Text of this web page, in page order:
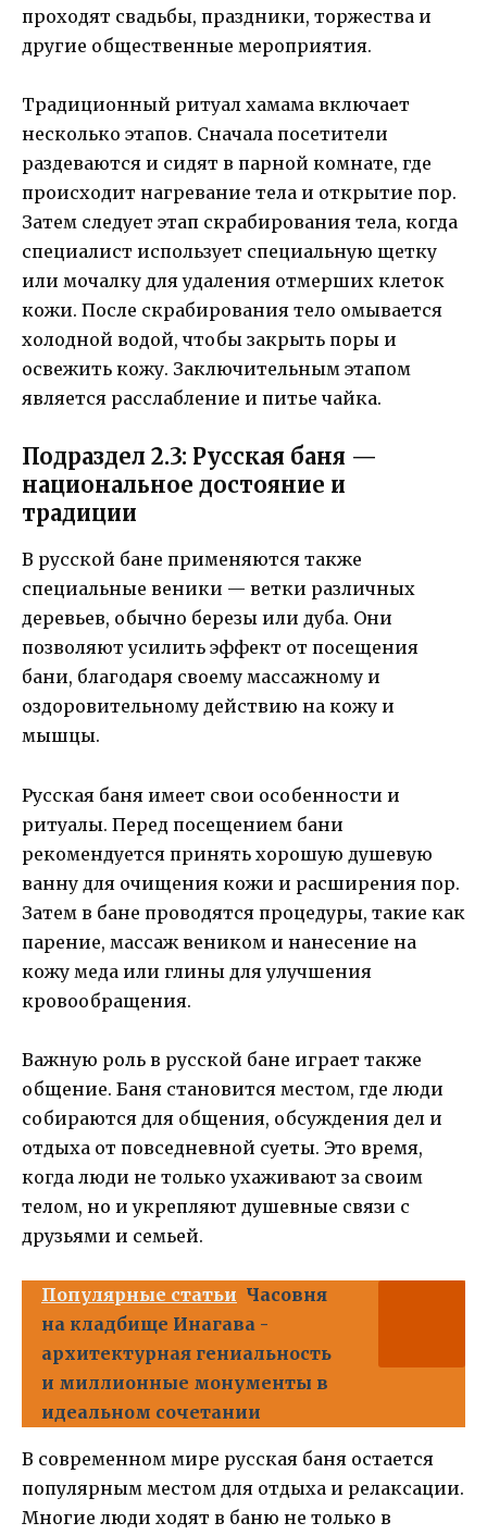
проходят свадьбы, праздники, торжества и
другие общественные мероприятия.
Традиционный ритуал хамама включает
несколько этапов. Сначала посетители
раздеваются и сидят в парной комнате, где
происходит нагревание тела и открытие пор.
Затем следует этап скрабирования тела, когда
специалист использует специальную щетку
или мочалку для удаления отмерших клеток
кожи. После скрабирования тело омывается
холодной водой, чтобы закрыть поры и
освежить кожу. Заключительным этапом
является расслабление и питье чайка.
Подраздел 2.3: Русская баня —
национальное достояние и
традиции
В русской бане применяются также
специальные веники — ветки различных
деревьев, обычно березы или дуба. Они
позволяют усилить эффект от посещения
бани, благодаря своему массажному и
оздоровительному действию на кожу и
мышцы.
Русская баня имеет свои особенности и
ритуалы. Перед посещением бани
рекомендуется принять хорошую душевую
ванну для очищения кожи и расширения пор.
Затем в бане проводятся процедуры, такие как
парение, массаж веником и нанесение на
кожу меда или глины для улучшения
кровообращения.
Важную роль в русской бане играет также
общение. Баня становится местом, где люди
собираются для общения, обсуждения дел и
отдыха от повседневной суеты. Это время,
когда люди не только ухаживают за своим
телом, но и укрепляют душевные связи с
друзьями и семьей.
Популярные статьи Часовня
на кладбище Инагава -
архитектурная гениальность
и миллионные монументы в
идеальном сочетании
В современном мире русская баня остается
популярным местом для отдыха и релаксации.
Многие люди ходят в баню не только в